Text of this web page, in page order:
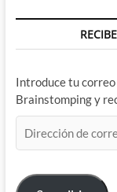
Introduce tu
Brainstomping y
de
electrónico